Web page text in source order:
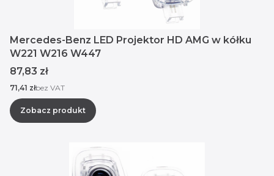
Mercedes-Benz LED Projektor HD AMG w kółku
W221 W216 W447
Cena
87,83 zł
Cena
71,41 złbez VAT
Zobacz produkt